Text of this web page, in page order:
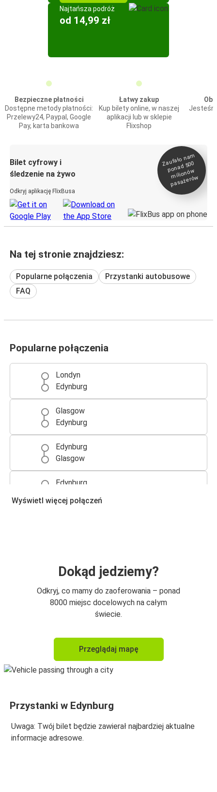
Najtańsza podróż
od 14,99 zł
Bezpieczne płatności
Dostępne metody płatności:
Przelewy24, Paypal, Google
Pay, karta bankowa
Łatwy zakup
Kup bilety online, w naszej
aplikacji lub w sklepie
Flixshop
Bilet cyfrowy i
śledzenie na żywo
Odkryj aplikację FlixBusa
Zaufało na
m
ponad 500
milionó
w
pasażeró
w
Na tej stronie znajdziesz:
Popularne połączenia
Przystanki autobusowe
FAQ
Popularne połączenia
Londyn
Edynburg
Glasgow
Edynburg
Edynburg
Glasgow
Edynburg
Aberdeen
Perth
Edynburg
Edynburg
Edynburg
Dundee
Edynburg
Edynburg
Wyświetl więcej połączeń
Dokąd jedziemy?
Odkryj, co mamy do zaoferowania – ponad
8000 miejsc docelowych na całym
świecie.
Przeglądaj mapę
Przystanki w Edynburg
Uwaga: Twój bilet będzie zawierał najbardziej aktualne
informacje adresowe.